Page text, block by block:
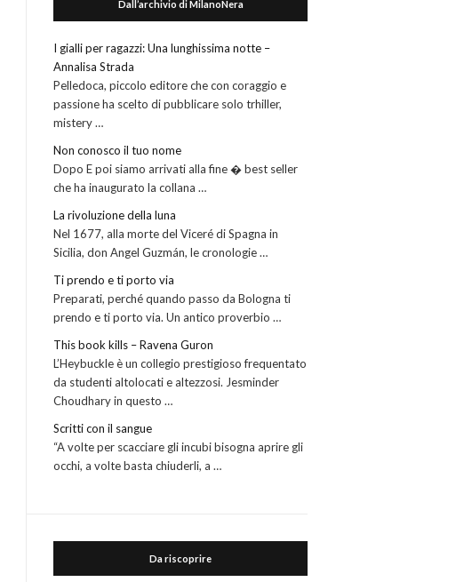
Dall’archivio di MilanoNera
I gialli per ragazzi: Una lunghissima notte –
Annalisa Strada
Pelledoca, piccolo editore che con coraggio e
passione ha scelto di pubblicare solo trhiller,
mistery …
Non conosco il tuo nome
Dopo E poi siamo arrivati alla fine � best seller
che ha inaugurato la collana …
La rivoluzione della luna
Nel 1677, alla morte del Viceré di Spagna in
Sicilia, don Angel Guzmán, le cronologie …
Ti prendo e ti porto via
Preparati, perché quando passo da Bologna ti
prendo e ti porto via. Un antico proverbio …
This book kills – Ravena Guron
L’Heybuckle è un collegio prestigioso frequentato
da studenti altolocati e altezzosi. Jesminder
Choudhary in questo …
Scritti con il sangue
“A volte per scacciare gli incubi bisogna aprire gli
occhi, a volte basta chiuderli, a …
Da riscoprire